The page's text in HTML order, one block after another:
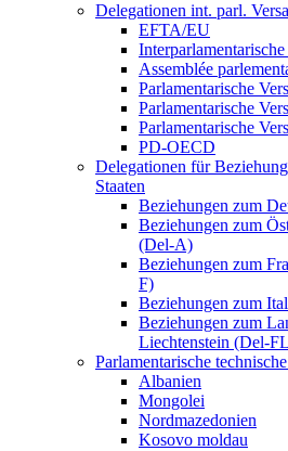
Delegationen int. parl.
EFTA/EU
Assemblée
Parlamentarische
Parlamentarische
Parlamentarische
PD-OECD
Delegationen für
Staaten
Beziehungen zum
Beziehungen zum
(Del-A)
Beziehungen zum
F)
Beziehungen zum
Beziehungen zum
Liechtenstein (Del-
Parlamentarische
Albanien
Mongolei
Nordmazedonien
Kosovo moldau